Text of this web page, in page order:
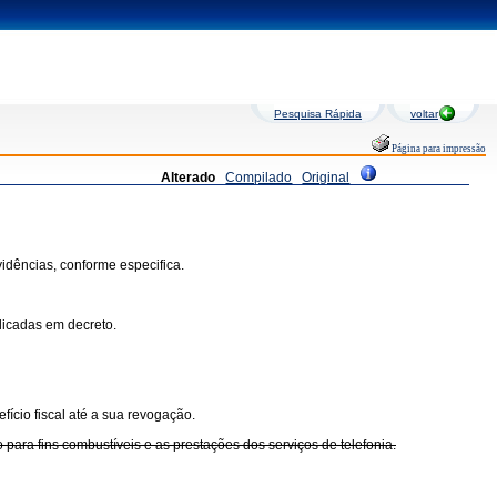
Pesquisa Rápida voltar
Página para impressão
Alterado Compilado Original
conforme especifica.
em decreto.
fiscal até a sua revogação.
fins combustíveis e as prestações dos serviços de telefonia.